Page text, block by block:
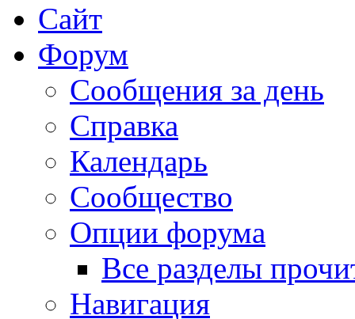
Сайт
Форум
Сообщения за день
Справка
Календарь
Сообщество
Опции форума
Все разделы
Навигация